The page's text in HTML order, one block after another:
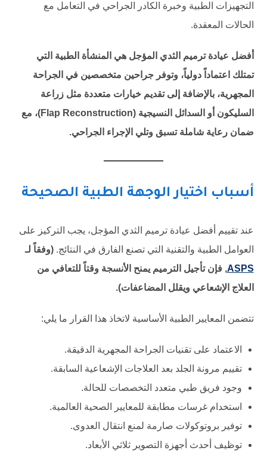
التجهيزات الطبية وخبرة الكادر الجراحي في التعامل مع
الحالات المعقدة.
أفضل عيادة ترميم الثدي المؤجل هي المنشأة الطبية التي
تمتلك اعتماداً دولياً، وتوفر جراحين متخصصين في الجراحة
المجهرية، بالإضافة إلى تقديم خيارات متعددة مثل زراعة
السليكون أو السدائل النسيجية (Flap Reconstruction)، مع
ضمان رعاية شاملة تسبق وتلي الإجراء الجراحي.
أسباب اختيار الوجهة الطبية الصحيحة
عند تقييم أفضل عيادة ترميم الثدي المؤجل، يجب التركيز على
العوامل الطبية والتقنية التي تصنع الفارق في النتائج.(وفقاً لـ
ASPS, فإن تأجيل الترميم يمنح الأنسجة وقتاً للتعافي من
العلاج الإشعاعي ويقلل المضاعفات).
تتضمن المعايير الطبية الأساسية لاتخاذ هذا القرار ما يلي:
الاعتماد على تقنيات الجراحة المجهرية الدقيقة.
تقييم مرونة الجلد بعد العلاجات الإشعاعية السابقة.
وجود فريق طبي متعدد التخصصات للحالة.
استخدام غرسات مطابقة للمعايير الصحية العالمية.
توفير بروتوكولات صارمة لمنع انتقال العدوى.
توظيف أحدث أجهزة التصوير ثلاثي الأبعاد.